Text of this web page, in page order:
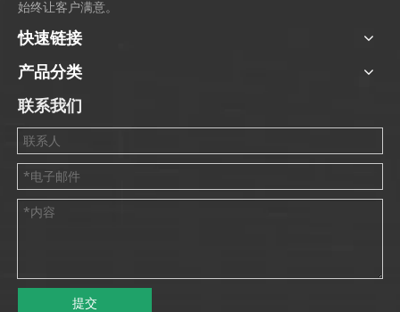
始终让客户满意。
快速链接
产品分类
联系我们
提交